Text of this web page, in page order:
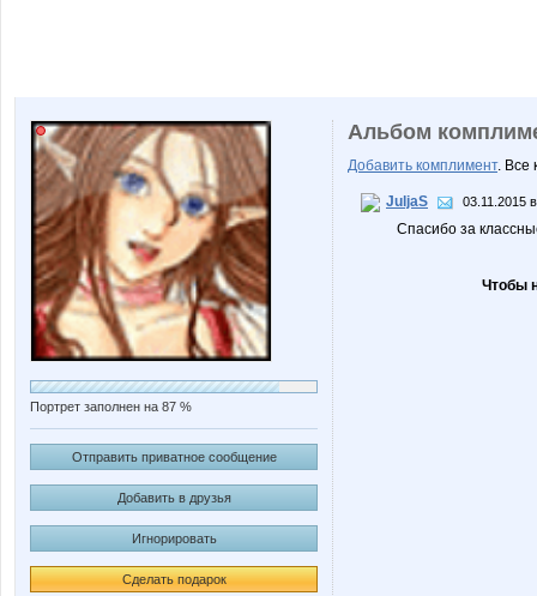
Портрет заполнен на 87 %
Отправить приватное сообщение
Добавить в друзья
Игнорировать
Сделать подарок
Альбом
Добавить комплимент. Все
JuljaS 03.11.2015
Спасибо за
Чтобы